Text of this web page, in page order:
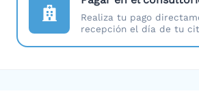
Realiza tu pago
recepción el día de tu